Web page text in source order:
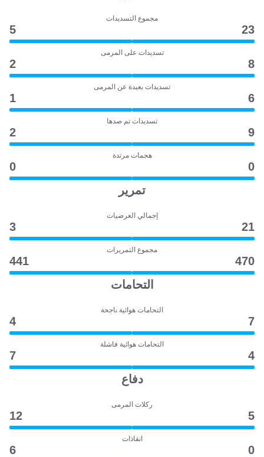
مجموع التسديدات
23
5
تسديدات على المرمى
8
2
تسديدات بعيدة عن المرمى
6
1
تسديدات تم صدها
9
2
هجمات مرتدة
0
0
تمرير
إجمالي العرضيات
21
3
مجموع التمريرات
470
441
التحامات
التحامات هوائية ناجحة
7
4
التحامات هوائية فاشلة
4
7
دفاع
ركلات المرمى
5
12
انقاذات
0
6